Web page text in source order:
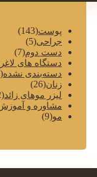
پوست(143)
جراحی(5)
دست دوم(7)
دستگاه های
دسته‌بندی نشده(15)
زنان(26)
لیزر موهای زائد(22)
مشاوره و
مو(9)